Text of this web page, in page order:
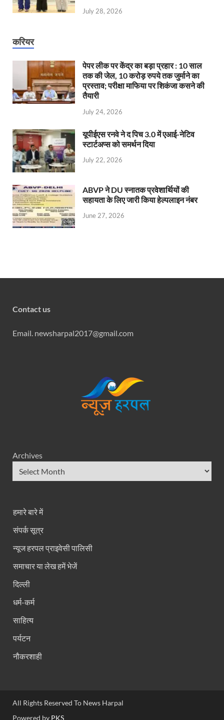
July 28, 2026
करियर
पेपर लीक पर केंद्र का बड़ा प्रहार : 10 साल
तक की जेल, 10 करोड़ रुपये तक जुर्माने का
प्रस्ताव; परीक्षा माफिया पर शिकंजा कसने की
तैयारी
July 24, 2026
यूपीईएस रनवे ने द पिच 3.0 में एआई-नेटिव
स्टार्टअप्स को समर्थन दिया
July 22, 2026
ABVP ने DU स्नातक प्रवेशार्थियों की
सहायता के लिए जारी किया हेल्पलाइन नंबर
June 27, 2026
Contact us
Email. newsharpal2017@gmail.com
Archives
हमारे बारे में
संपर्क सूत्र
न्यूज हरपल प्राइवेसी पालिसी
समाचार या लेख हमें भेजें
दिल्ली
धर्म-कर्म
साहित्य
पर्यटन
नौकरशाही
All Rights Reserved To News Harpal
Powered by PKS